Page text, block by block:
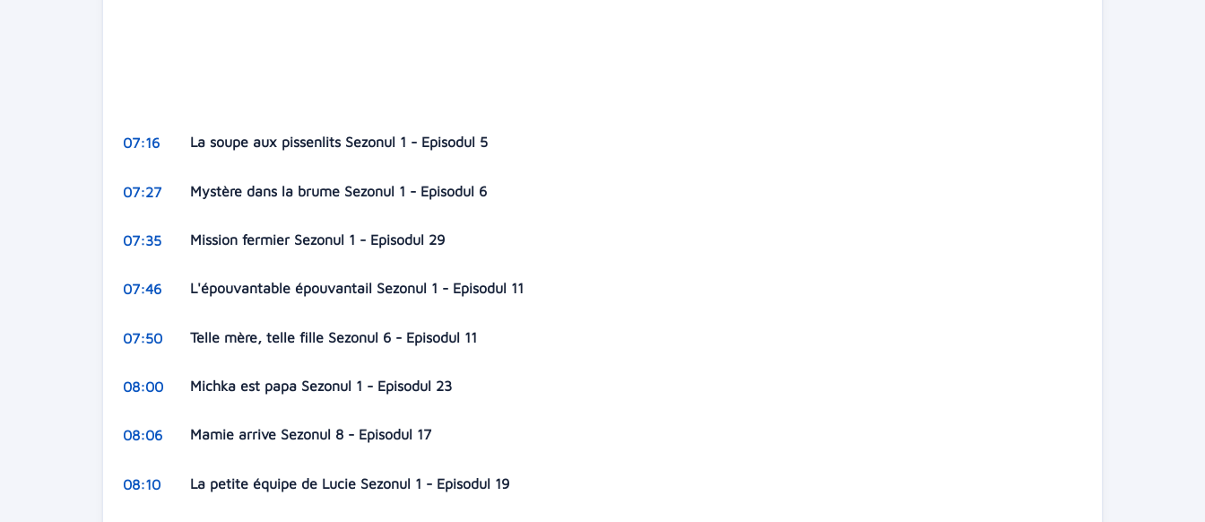
07:16 La soupe aux pissenlits Sezonul 1 - Episodul 5
07:27 Mystère dans la brume Sezonul 1 - Episodul 6
07:35 Mission fermier Sezonul 1 - Episodul 29
07:46 L'épouvantable épouvantail Sezonul 1 - Episodul 11
07:50 Telle mère, telle fille Sezonul 6 - Episodul 11
08:00 Michka est papa Sezonul 1 - Episodul 23
08:06 Mamie arrive Sezonul 8 - Episodul 17
08:10 La petite équipe de Lucie Sezonul 1 - Episodul 19